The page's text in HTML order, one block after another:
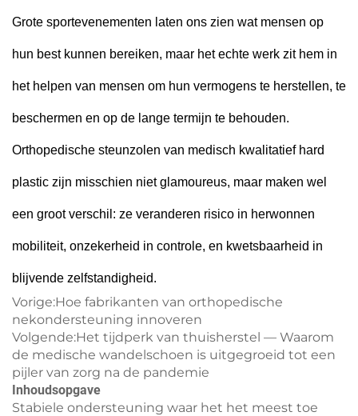
Grote sportevenementen laten ons zien wat mensen op
hun best kunnen bereiken, maar het echte werk zit hem in
het helpen van mensen om hun vermogens te herstellen, te
beschermen en op de lange termijn te behouden.
Orthopedische steunzolen van medisch kwalitatief hard
plastic zijn misschien niet glamoureus, maar maken wel
een groot verschil: ze veranderen risico in herwonnen
mobiliteit, onzekerheid in controle, en kwetsbaarheid in
blijvende zelfstandigheid.
Vorige:Hoe fabrikanten van orthopedische
nekondersteuning innoveren
Volgende:Het tijdperk van thuisherstel — Waarom
de medische wandelschoen is uitgegroeid tot een
pijler van zorg na de pandemie
Inhoudsopgave
Stabiele ondersteuning waar het het meest toe